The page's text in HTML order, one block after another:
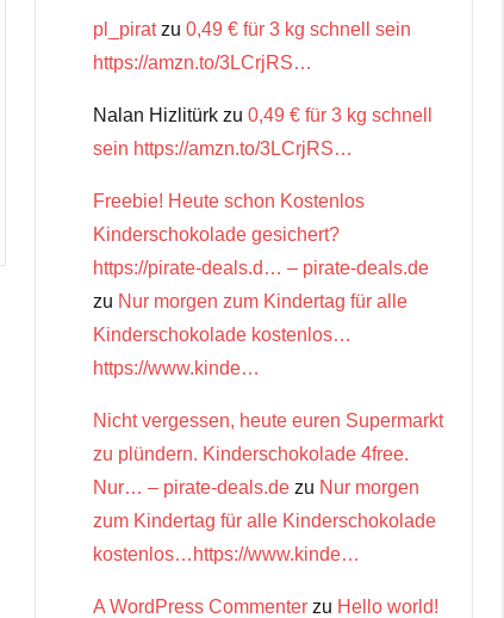
pl_piratzu 0,49 € für 3 kg schnell sein
https://amzn.to/3LCrjRS…
Nalan Hizlitürk zu 0,49 € für 3 kg schnell
sein https://amzn.to/3LCrjRS…
Freebie! Heute schon Kostenlos
Kinderschokolade gesichert?
https://pirate-deals.d… – pirate-deals.de
zu Nur morgen zum Kindertag für alle
Kinderschokolade kostenlos…
https://www.kinde…
Nicht vergessen, heute euren Supermarkt
zu plündern. Kinderschokolade 4free.
Nur… – pirate-deals.de zu Nur morgen
zum Kindertag für alle Kinderschokolade
kostenlos…https://www.kinde…
A WordPress Commenter zu Hello world!